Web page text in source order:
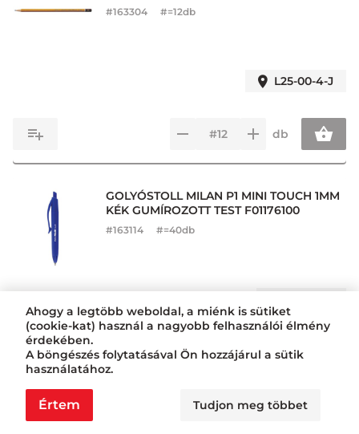
#163304 #=12db
L25-00-4-J
db
GOLYÓSTOLL MILAN P1 MINI TOUCH 1MM
KÉK GUMÍROZOTT TEST F01176100
#163114 #=40db
db
GOLYÓSTOLL M&G 0,5MM AROMA
Ahogy a legtöbb weboldal, a miénk is sütiket
(cookie-kat) használ a nagyobb felhasználói élmény
érdekében.
A böngészés folytatásával Ön hozzájárul a sütik
használatához.
Értem Tudjon meg többet